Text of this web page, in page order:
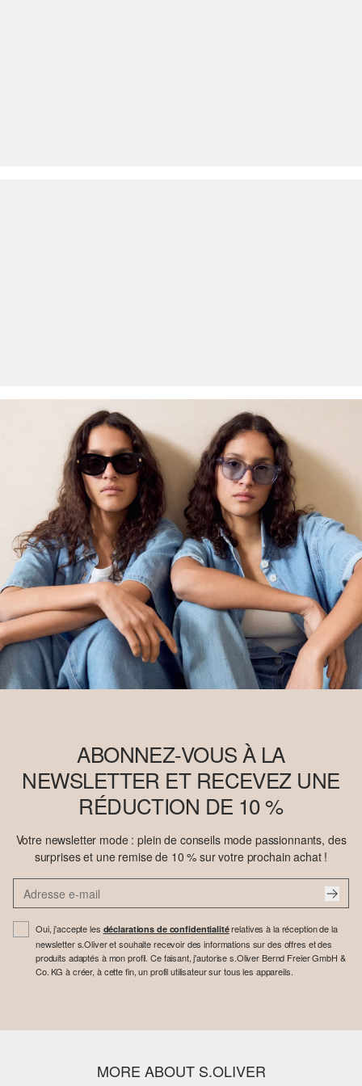
ABONNEZ-VOUS À LA
NEWSLETTER ET RECEVEZ UNE
RÉDUCTION DE 10 %
Votre newsletter mode : plein de conseils mode passionnants, des
surprises et une remise de 10 % sur votre prochain achat !
Oui, j'accepte les déclarations de confidentialitérelatives à la réception de la
newsletter s.Oliver et souhaite recevoir des informations sur des offres et des
produits adaptés à mon profil. Ce faisant, j'autorise s.Oliver Bernd Freier GmbH &
Co. KG à créer, à cette fin, un profil utilisateur sur tous les appareils.
MORE ABOUT S.OLIVER